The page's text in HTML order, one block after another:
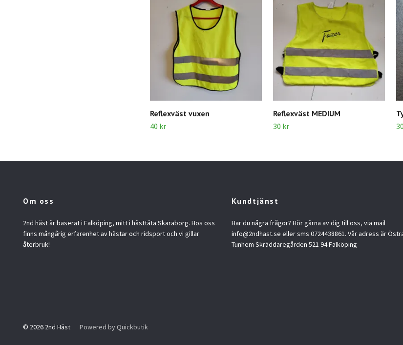
Reflexväst vuxen
40 kr
Reflexväst MEDIUM
30 kr
Om oss
2nd häst är baserat i Falköping, mitt i hästtäta Skaraborg. Hos oss
finns mångårig erfarenhet av hästar och ridsport och vi gillar
återbruk!
Kundtjänst
Har du några frågor? Hör gärna av dig till oss, via mail
info@2ndhast.se eller sms 0724438861. Vår adress är
Tunhem Skräddaregården 521 94 Falköping
© 2026 2nd Häst Powered by Quickbutik